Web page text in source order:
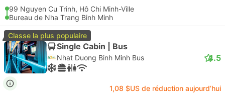
99 Nguyen Cu Trinh, Hô Chi Minh-Ville
Bureau de Nha Trang Binh Minh
Classe la plus populaire
Single Cabin | Bus
Nhat Duong Binh Minh Bus 4.5
1,08 $US de réduction aujourd’hui